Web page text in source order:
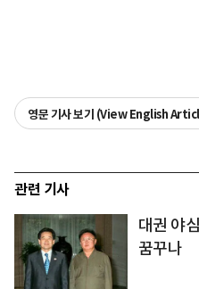
영문 기사 보기 (View English
관련 기사
대권 야
꿈꾸나